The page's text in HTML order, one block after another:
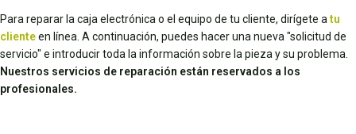
Para reparar la caja electrónica o el equipo de tu cliente, dirígete atu
clienteen línea. A continuación, puedes hacer una nueva "solicitud de
servicio" e introducir toda la información sobre la pieza y su problema.
Nuestros servicios de reparación están reservados a los
profesionales.